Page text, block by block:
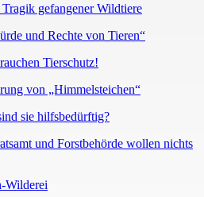
gefangener Wildtiere
und Rechte von Tieren“
Tierschutz!
von „Himmelsteichen“
sie hilfsbedürftig?
und Forstbehörde wollen nichts
Wilderei